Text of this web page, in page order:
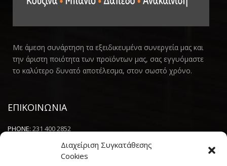
Διαχείριση Συγκατάθεσης
Cookies
Με άμεση συνάρτηση τα εξειδικευμένα συνεργεία μας και
την άριστη ποιότητα των προϊόντων μας, σας εγγυόμαστε
το καλύτερο δυνατό αποτέλεσμα, στον σωστό χρόνο.
ΕΠΙΚΟΙΝΩΝΙΑ
PHONE: 231 400 2852
INFO@SIMKARHOME.GR
ΓΡ.ΛΑΜΠΡΑΚΗ 43, ΘΕΣΣΑΛΟΝΙΚΗ, 54638